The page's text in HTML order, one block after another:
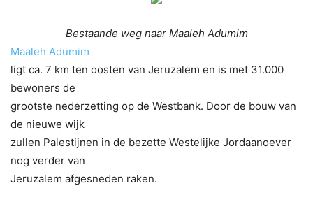
Bestaande weg naar Maaleh Adumim
Maaleh Adumim
ligt ca. 7 km ten oosten van Jeruzalem en is met 31.000
bewoners de
grootste nederzetting op de Westbank. Door de bouw van
de nieuwe wijk
zullen Palestijnen in de bezette Westelijke Jordaanoever
nog verder van
Jeruzalem afgesneden raken.